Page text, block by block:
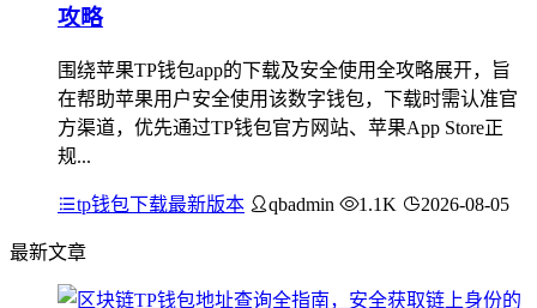
攻略
围绕苹果TP钱包app的下载及安全使用全攻略展开，旨
在帮助苹果用户安全使用该数字钱包，下载时需认准官
方渠道，优先通过TP钱包官方网站、苹果App Store正
规...
tp钱包下载最新版本 qbadmin 1.1K 2026-08-05
最新文章